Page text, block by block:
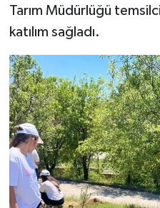
Tarım Müdürlüğü
katılım sağladı.